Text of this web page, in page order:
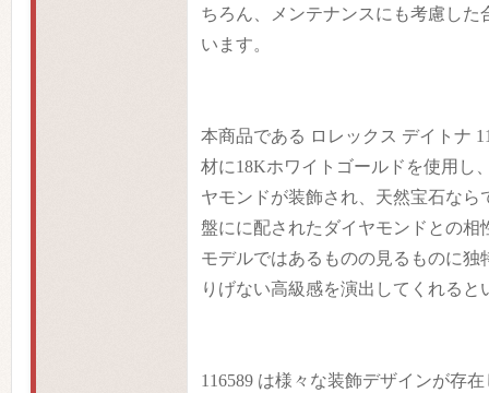
ちろん、メンテナンスにも考慮した
います。
本商品である ロレックス デイトナ
材に18Kホワイトゴールドを使用し
ヤモンドが装飾され、天然宝石なら
盤にに配されたダイヤモンドとの相
モデルではあるものの見るものに独
りげない高級感を演出してくれると
116589 は様々な装飾デザインが存